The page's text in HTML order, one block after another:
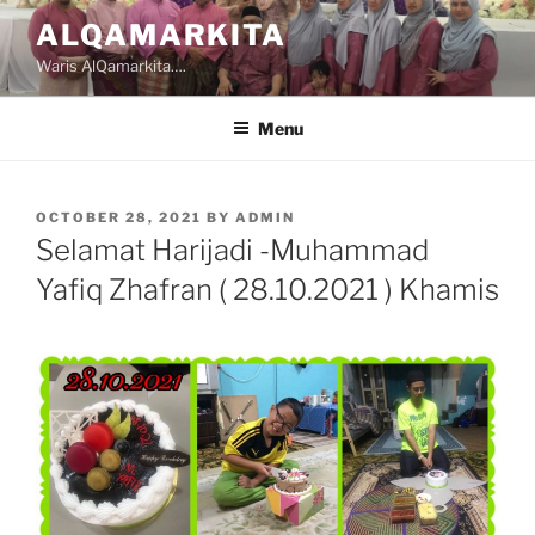
Skip
to
content
ALQAMARKITA
Waris AlQamarkita….
Menu
POSTED
ON
OCTOBER 28, 2021 BY ADMIN
Selamat Harijadi -Muhammad
Yafiq Zhafran ( 28.10.2021 ) Khamis